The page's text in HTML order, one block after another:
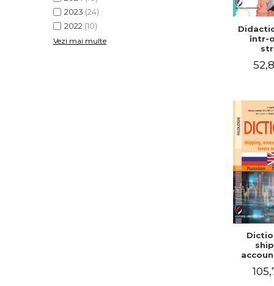
2023 (24)
2022 (10)
Vezi mai multe
într-